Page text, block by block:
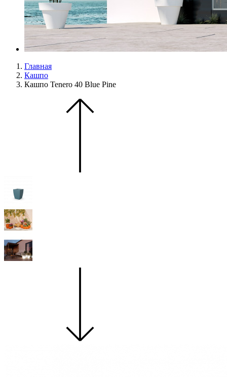
Главная
Кашпо
Кашпо Tenero 40 Blue Pine